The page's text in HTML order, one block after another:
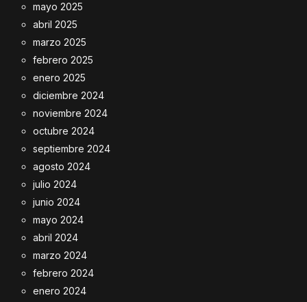
mayo 2025
abril 2025
marzo 2025
febrero 2025
enero 2025
diciembre 2024
noviembre 2024
octubre 2024
septiembre 2024
agosto 2024
julio 2024
junio 2024
mayo 2024
abril 2024
marzo 2024
febrero 2024
enero 2024